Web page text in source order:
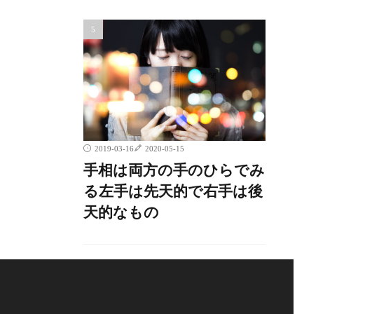
2019-03-16 2020-05-15
手相は両方の手のひらでみ
る左手は先天的で右手は後
天的なもの